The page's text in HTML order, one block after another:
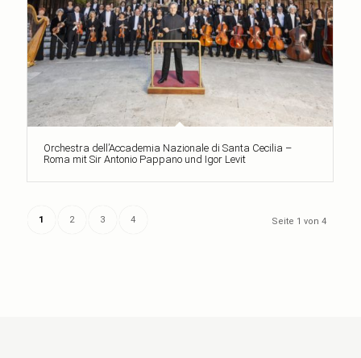
Orchestra dell’Accademia Nazionale di Santa Cecilia –
Roma mit Sir Antonio Pappano und Igor Levit
Seite 1 von 4
1 2 3 4